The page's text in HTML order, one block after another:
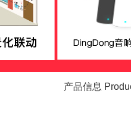
产品信息